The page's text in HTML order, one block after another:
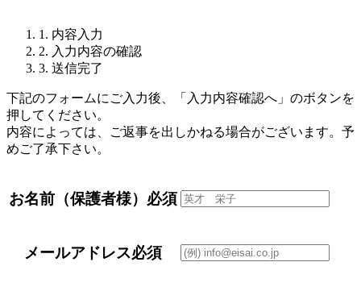
1. 内容入力
2. 入力内容の確認
3. 送信完了
下記のフォームにご入力後、「入力内容確認へ」のボタンを
押してください。
内容によっては、ご返事を出しかねる場合がございます。予
めご了承下さい。
お名前（保護者様） 必須
メールアドレス必須